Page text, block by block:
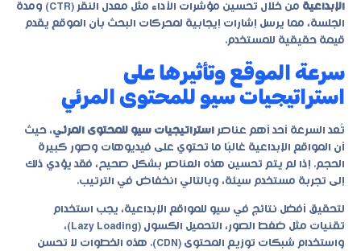
الإبداعية
من خلال تحسين مؤشرات الأداء مثل معدل النقر (CTR) ومدة
الجلسة، مما يرسل إشارات إيجابية لمحركات البحث بأن الموقع يقدم
قيمة حقيقية للمستخدم.
سرعة الموقع وتأثيرها على
استراتيجيات سيو للمحتوى المرئي
تُعد السرعة أحد أهم عناصر استراتيجيات سيو للمحتوى المرئي، حيث
أن المواقع الإبداعية غالبًا ما تحتوي على فيديوهات وصور كبيرة
الحجم. إذا لم يتم تحسين هذه العناصر بشكل صحيح، فقد يؤدي ذلك
إلى تجربة مستخدم سيئة، وبالتالي انخفاض في الترتيب.
لتحقيق أفضل نتائج في سيو للمواقع الإبداعية، يجب استخدام
تقنيات مثل ضغط الصور، التحميل الكسول (Lazy Loading)،
واستخدام شبكات توزيع المحتوى (CDN). هذه الخطوات لا تحسن